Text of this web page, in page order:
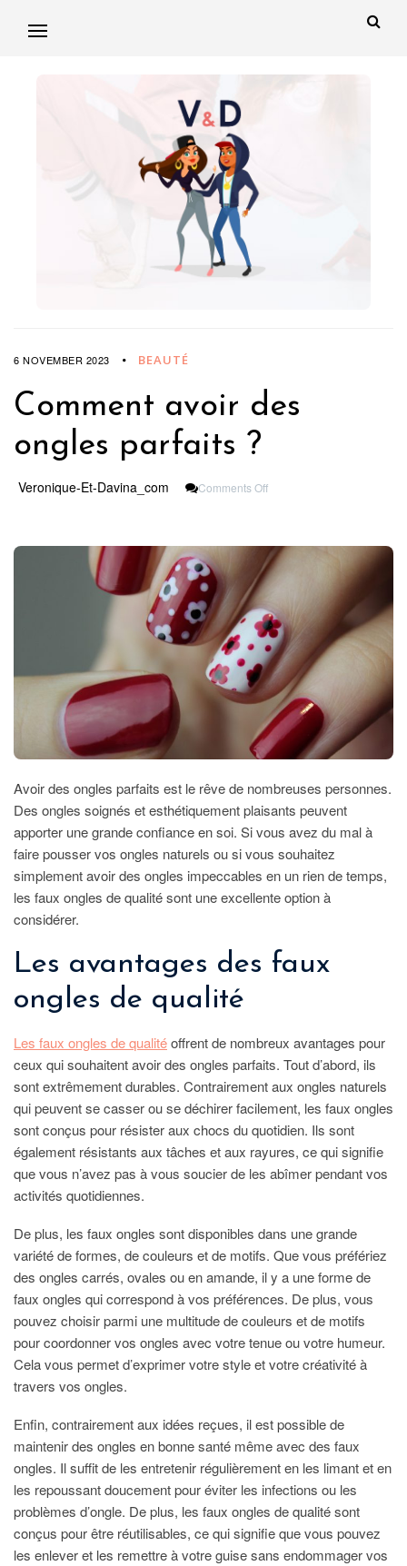
6 NOVEMBER 2023 BEAUTÉ
Comment avoir des
ongles parfaits ?
Veronique-Et-Davina_com Comments OffOn
Ongles
Parfaits
?
Avoir des ongles parfaits est le rêve de nombreuses personnes.
Des ongles soignés et esthétiquement plaisants peuvent
apporter une grande confiance en soi. Si vous avez du mal à
faire pousser vos ongles naturels ou si vous souhaitez
simplement avoir des ongles impeccables en un rien de temps,
les faux ongles de qualité sont une excellente option à
considérer.
Les avantages des faux
ongles de qualité
Les faux ongles de qualitéoffrent de nombreux avantages pour
ceux qui souhaitent avoir des ongles parfaits. Tout d’abord, ils
sont extrêmement durables. Contrairement aux ongles naturels
qui peuvent se casser ou se déchirer facilement, les faux ongles
sont conçus pour résister aux chocs du quotidien. Ils sont
également résistants aux tâches et aux rayures, ce qui signifie
que vous n’avez pas à vous soucier de les abîmer pendant vos
activités quotidiennes.
De plus, les faux ongles sont disponibles dans une grande
variété de formes, de couleurs et de motifs. Que vous préfériez
des ongles carrés, ovales ou en amande, il y a une forme de
faux ongles qui correspond à vos préférences. De plus, vous
pouvez choisir parmi une multitude de couleurs et de motifs
pour coordonner vos ongles avec votre tenue ou votre humeur.
Cela vous permet d’exprimer votre style et votre créativité à
travers vos ongles.
Enfin, contrairement aux idées reçues, il est possible de
maintenir des ongles en bonne santé même avec des faux
ongles. Il suffit de les entretenir régulièrement en les limant et en
les repoussant doucement pour éviter les infections ou les
problèmes d’ongle. De plus, les faux ongles de qualité sont
conçus pour être réutilisables, ce qui signifie que vous pouvez
les enlever et les remettre à votre guise sans endommager vos